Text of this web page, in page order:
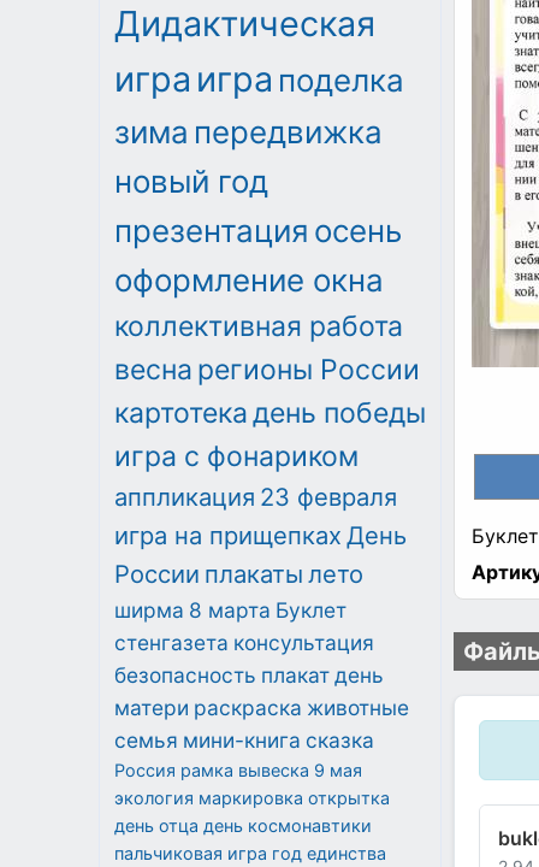
Дидактическая
игра игра поделка
зима передвижка
новый год
презентация осень
оформление окна
коллективная работа
весна регионы России
картотекадень победы
игра с фонариком
аппликация 23 февраля
игра на прищепках День
России плакаты лето
ширма 8 марта Буклет
стенгазета консультация
безопасность плакатдень
матери раскраска животные
семья мини-книга сказка
Россия рамка вывеска 9 мая
экология маркировка открытка
день отца день космонавтики
пальчиковая игра год единства